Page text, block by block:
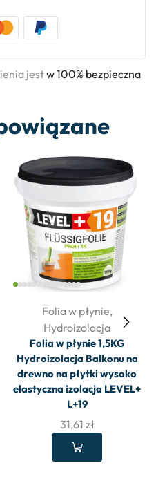
jestw 100% bezpieczna
Folia w płynie,
Hydroizolacja
Folia w płynie 1,5KG
Hydroizolacja Balkonu na
drewno na płytki wysoko
elastyczna izolacja LEVEL+
L+19
31,61 zł